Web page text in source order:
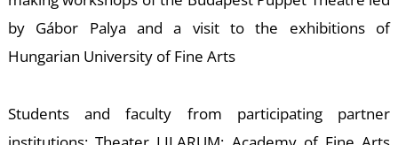
by Gábor Palya and a visit to the exhibitions of
Hungarian University of Fine Arts
Students and faculty from participating partner